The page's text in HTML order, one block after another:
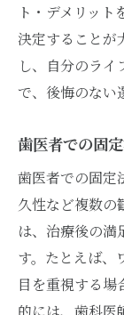
ト・デメリッ
決定することが
し、自分のラ
で、後悔のない
歯医者での固
歯医者での固定
久性など複数の
は、治療後の満
す。たとえば、
目を重視する場